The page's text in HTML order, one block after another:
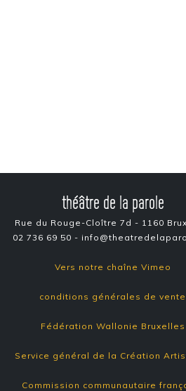
théâtre de la parole
Rue du Rouge-Cloître 7d - 1160
02 736 69 50 -
Vers notre chaîne Vimeo
conditions générales de vente
Fédération Wallonie Bruxelles
Service général de la Création
Commission communautaire